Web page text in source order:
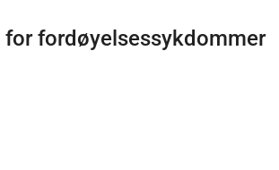
fordøyelsessykdommer